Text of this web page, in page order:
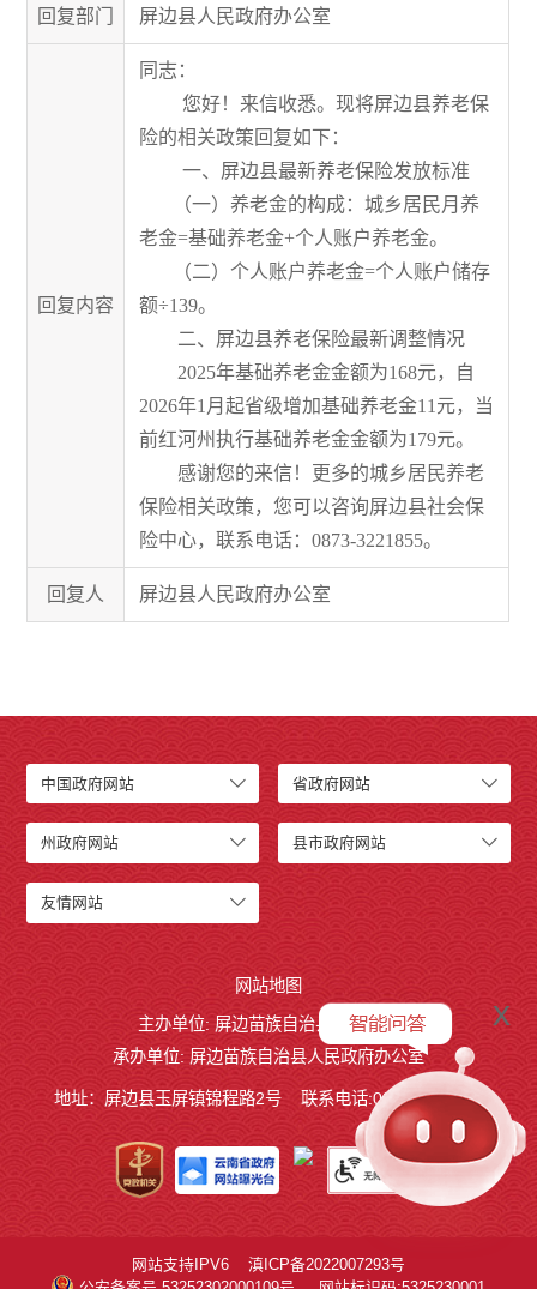
回复部门 屏边县人民政府办公室
回复内容
同志：
您好！来信收悉。现将屏边县养老保
险的相关政策回复如下：
一、屏边县最新养老保险发放标准
（一）养老金的构成：城乡居民月养
老金=基础养老金+个人账户养老金。
（二）个人账户养老金=个人账户储存
额÷139。
二、屏边县养老保险最新调整情况
2025年基础养老金金额为168元，自
2026年1月起省级增加基础养老金11元，当
前红河州执行基础养老金金额为179元。
感谢您的来信！更多的城乡居民养老
保险相关政策，您可以咨询屏边县社会保
险中心，联系电话：0873-3221855。
回复人 屏边县人民政府办公室
中国政府网站 省政府网站
州政府网站 县市政府网站
友情网站
网站地图
主办单位: 屏边苗族自治县人民政府
承办单位: 屏边苗族自治县人民政府办公室
地址：屏边县玉屏镇锦程路2号 联系电话:0873-3221803
x
网站支持IPV6
滇ICP备2022007293号